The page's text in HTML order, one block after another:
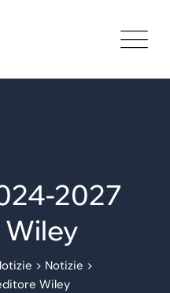
2027
Wiley
> Notizie >
Wiley